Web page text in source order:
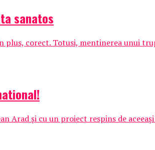
sanatos
plus, corect. Totusi, mentinerea unui
Arad și cu un proiect respins de